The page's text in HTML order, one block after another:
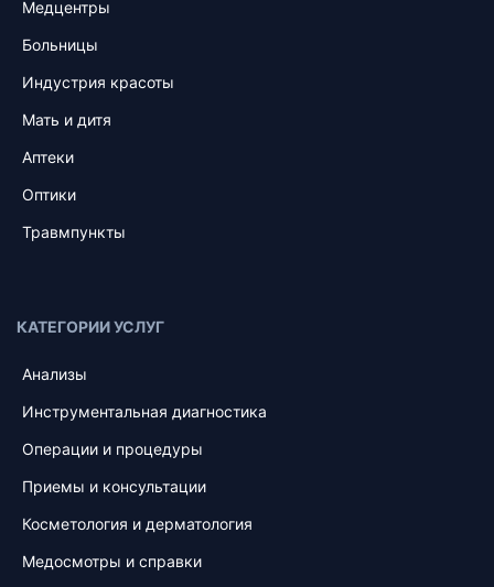
Медцентры
Больницы
Индустрия красоты
Мать и дитя
Аптеки
Оптики
Травмпункты
КАТЕГОРИИ УСЛУГ
Анализы
Инструментальная диагностика
Операции и процедуры
Приемы и консультации
Косметология и дерматология
Медосмотры и справки